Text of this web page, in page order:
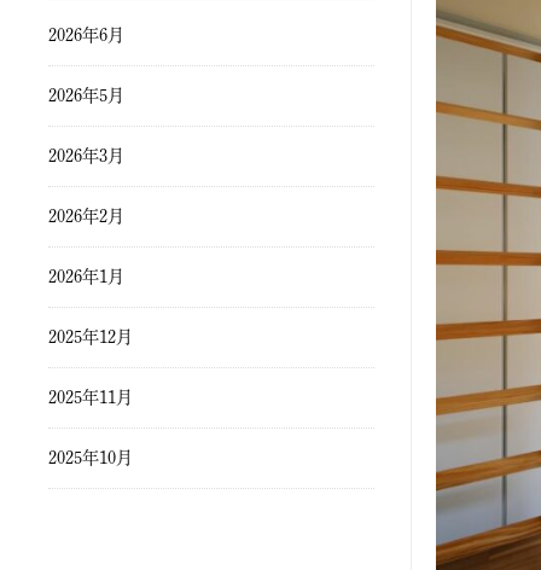
2026年6月
2026年5月
2026年3月
2026年2月
2026年1月
2025年12月
2025年11月
2025年10月